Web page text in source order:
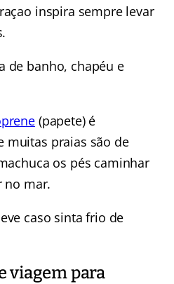
inspira sempre levar
de banho, chapéu e
(papete) é
muitas praias são de
os pés caminhar
no mar.
caso sinta frio de
viagem para